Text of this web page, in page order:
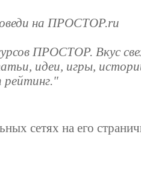
на ПРОСТОР.ru
ПРОСТОР. Вкус
идеи, игры,
сетях на его